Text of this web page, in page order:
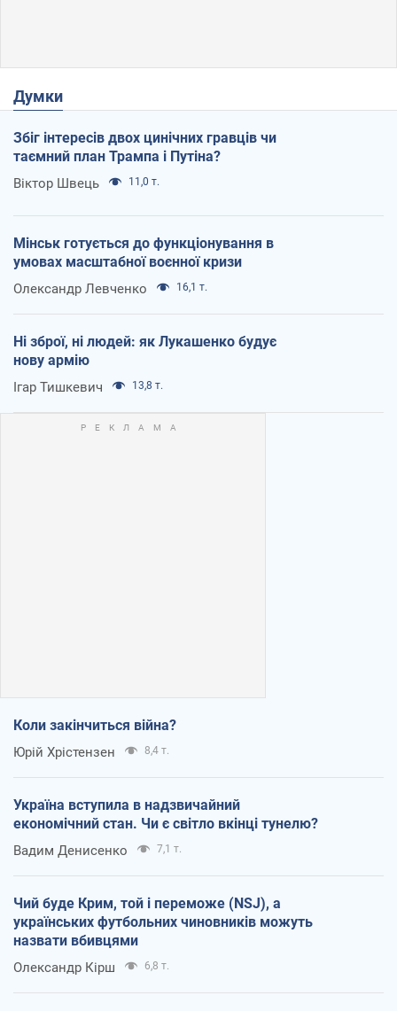
Думки
Збіг інтересів двох цинічних гравців чи
таємний план Трампа і Путіна?
Віктор Швець 11,0 т.
Мінськ готується до функціонування в
умовах масштабної воєнної кризи
Олександр Левченко 16,1 т.
Ні зброї, ні людей: як Лукашенко будує
нову армію
Ігар Тишкевич 13,8 т.
Коли закінчиться війна?
Юрій Хрістензен 8,4 т.
Україна вступила в надзвичайний
економічний стан. Чи є світло вкінці тунелю?
Вадим Денисенко 7,1 т.
Чий буде Крим, той і переможе (NSJ), а
українських футбольних чиновників можуть
назвати вбивцями
Олександр Кірш 6,8 т.